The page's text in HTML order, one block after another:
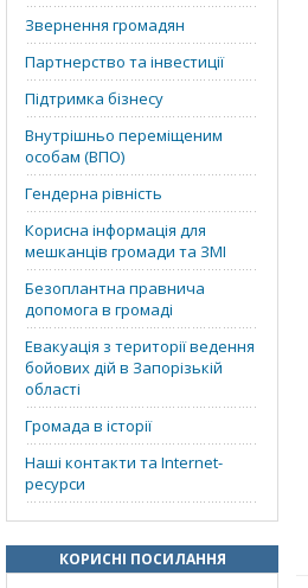
Звернення громадян
Партнерство та інвестиції
Підтримка бізнесу
Внутрішньо переміщеним
особам (ВПО)
Гендерна рівність
Корисна інформація для
мешканців громади та ЗМІ
Безоплантна правнича
допомога в громаді
Евакуація з території ведення
бойових дій в Запорізькій
області
Громада в історії
Наші контакти та Internet-
ресурси
КОРИСНІ ПОСИЛАННЯ